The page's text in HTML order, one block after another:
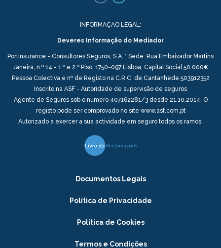
INFORMAÇÃO LEGAL:
Deveres Informação do Mediador
Portinsurance - Consultores Seguros, S.A. * Sede: Rua Embaixador Martins
Janeira, n.º 14 - 1.º e 2.º Piso, 1750-097 Lisboa; Capital Social 50.000€
Pessoa Colectiva e nº de Registo na C.R.C. de Cantanhede 503912352
Inscrito na ASF - Autoridade de supervisão de seguros
Agente de Seguros sob o número 407162281/3 desde 21.10.2014. O
registo pode ser comprovado no site www.asf.com.pt
Autorizado a exercer a sua actividade em seguro todos os ramos.
Documentos Legais
Política de Privacidade
Política de Cookies
Termos e Condições